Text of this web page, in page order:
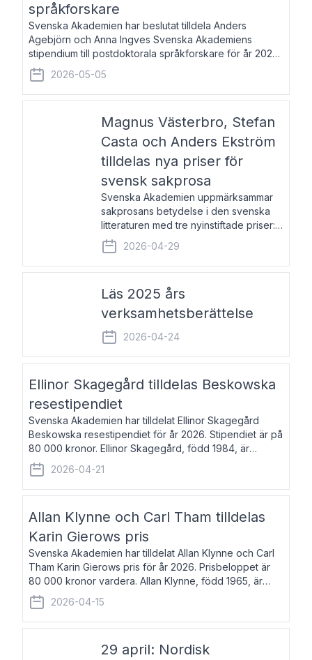
språkforskare
Svenska Akademien har beslutat tilldela Anders
Agebjörn och Anna Ingves Svenska Akademiens
stipendium till postdoktorala språkforskare för år 2026.
Stipendiebeloppet är 75 000 kronor per mottagare.
Anders Agebjörn, född 1984, är universitet
2026-05-05
Magnus Västerbro, Stefan
Casta och Anders Ekström
tilldelas nya priser för
svensk sakprosa
Svenska Akademien uppmärksammar
sakprosans betydelse i den svenska
litteraturen med tre nyinstiftade priser:
Svenska Akademiens pris till
framstående författare av svensk
sakprosa som i år går till Magnus
2026-04-29
Läs 2025 års
verksamhetsberättelse
2026-04-24
Ellinor Skagegård tilldelas Beskowska
resestipendiet
Svenska Akademien har tilldelat Ellinor Skagegård
Beskowska resestipendiet för år 2026. Stipendiet är på
80 000 kronor. Ellinor Skagegård, född 1984, är
författare, journalist och musiker. Hon skriver
återkommande för Svenska Dagbladet, Ups
2026-04-21
Allan Klynne och Carl Tham tilldelas
Karin Gierows pris
Svenska Akademien har tilldelat Allan Klynne och Carl
Tham Karin Gierows pris för år 2026. Prisbeloppet är
80 000 kronor vardera. Allan Klynne, född 1965, är
arkeolog, författare, översättare och fil.dr i antikens
kultur och samhällsliv. Ut
2026-04-15
29 april: Nordisk